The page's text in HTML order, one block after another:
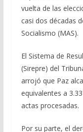
vuelta de las
casi dos décadas
Socialismo (MAS).
El Sistema de
(Sirepre) del
arrojó que Paz
equivalentes a
actas procesadas.
Por su parte, el